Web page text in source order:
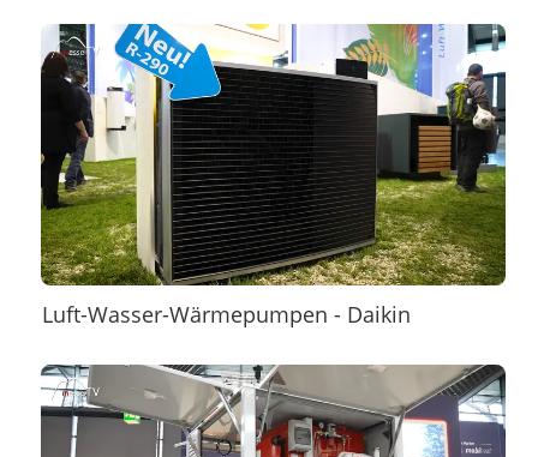
Luft-Wasser-Wärmepumpen - Daikin